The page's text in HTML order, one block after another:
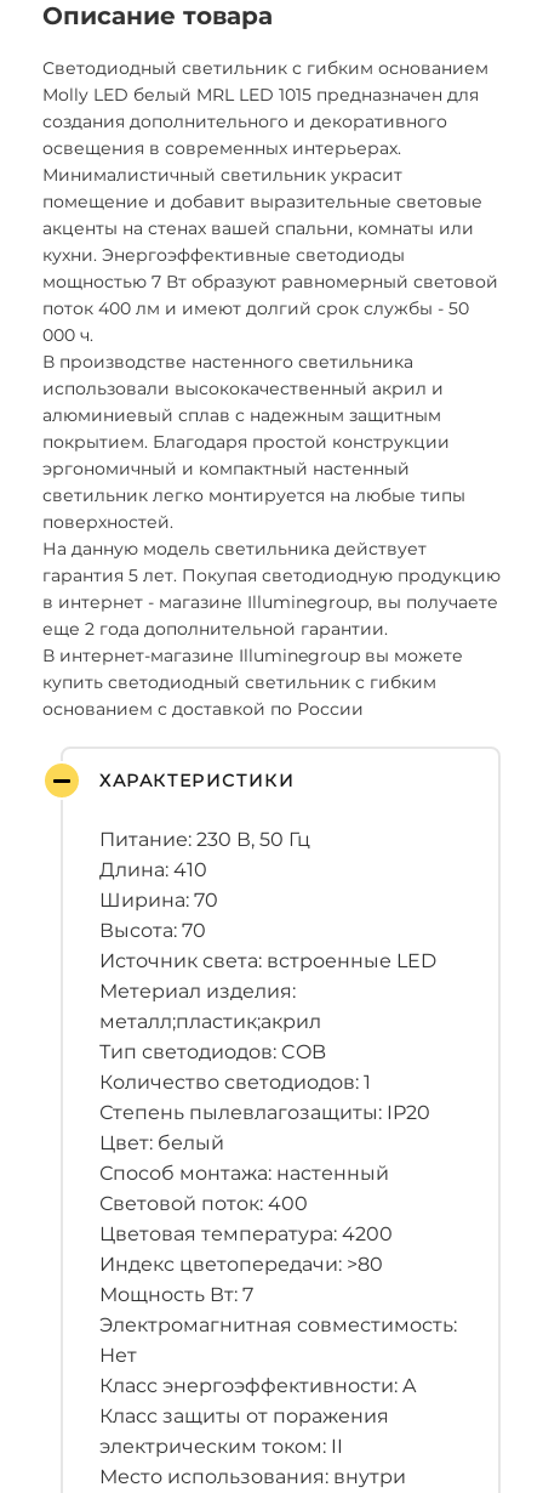
Описание товара
Светодиодный светильник с гибким основанием
Molly LED белый MRL LED 1015 предназначен для
создания дополнительного и декоративного
освещения в современных интерьерах.
Минималистичный светильник украсит
помещение и добавит выразительные световые
акценты на стенах вашей спальни, комнаты или
кухни. Энергоэффективные светодиоды
мощностью 7 Вт образуют равномерный световой
поток 400 лм и имеют долгий срок службы - 50
000 ч.
В производстве настенного светильника
использовали высококачественный акрил и
алюминиевый сплав с надежным защитным
покрытием. Благодаря простой конструкции
эргономичный и компактный настенный
светильник легко монтируется на любые типы
поверхностей.
На данную модель светильника действует
гарантия 5 лет. Покупая светодиодную продукцию
в интернет - магазине Illuminegroup, вы получаете
еще 2 года дополнительной гарантии.
В интернет-магазине Illuminegroup вы можете
купить светодиодный светильник с гибким
основанием с доставкой по России
ХАРАКТЕРИСТИКИ
Питание: 230 В, 50 Гц
Длина: 410
Ширина: 70
Высота: 70
Источник света: встроенные LED
Метериал изделия:
металл;пластик;акрил
Тип светодиодов: COB
Количество светодиодов: 1
Степень пылевлагозащиты: IP20
Цвет: белый
Способ монтажа: настенный
Световой поток: 400
Цветовая температура: 4200
Индекс цветопередачи: >80
Мощность Вт: 7
Электромагнитная совместимость:
Нет
Класс энергоэффективности: A
Класс защиты от поражения
электрическим током: II
Место использования: внутри